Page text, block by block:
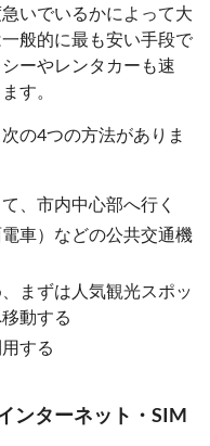
いでいるかによって大
般的に最も安い手段で
ーやレンタカーも速
す。
の4つの方法がありま
、市内中心部へ行く
車）などの公共交通機
まずは人気観光スポッ
動する
する
ンターネット・SIM